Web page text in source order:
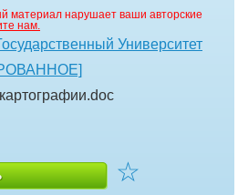
материал нарушает ваши авторские
нам.
Университет
.doc
☆